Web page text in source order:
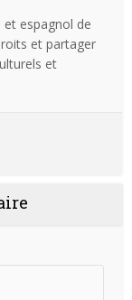
et espagnol de
et partager
et